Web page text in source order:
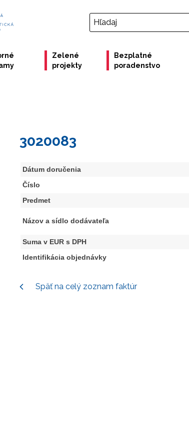
Zelené
projekty
Bezplatné
poradenstvo
3020083
Dátum doručenia
Číslo
Predmet
Názov a sídlo dodávateľa
Suma v EUR s DPH
Identifikácia objednávky
Späť na celý zoznam faktúr